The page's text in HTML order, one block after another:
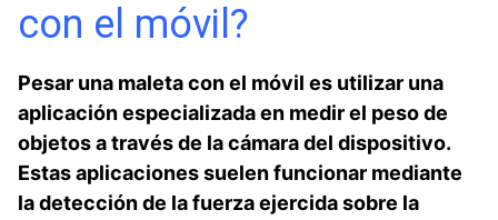
con el ⁤móvil?
Pesar una maleta con el móvil⁢ es utilizar una
aplicación especializada en ‌medir ⁢el ⁣peso ​de
objetos a‌ través de‍ la cámara‌ del dispositivo.⁤
Estas aplicaciones suelen funcionar mediante⁣
la detección de la fuerza ejercida sobre ⁣la